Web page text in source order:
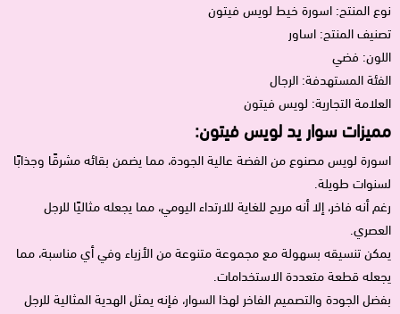
نوع المنتج: اسورة خيط لويس فيتون
تصنيف المنتج: اساور
اللون: فضي
الفئة المستهدفة: الرجال
العلامة التجارية: لويس فيتون
مميزات سوار يد لويس فيتون:
اسورة لويس مصنوع من الفضة عالية الجودة، مما يضمن بقائه مشرقًا وجذابًا
لسنوات طويلة.
رغم أنه فاخر، إلا أنه مريح للغاية للارتداء اليومي، مما يجعله مثاليًا للرجل
العصري.
يمكن تنسيقه بسهولة مع مجموعة متنوعة من الأزياء وفي أي مناسبة، مما
يجعله قطعة متعددة الاستخدامات.
بفضل الجودة والتصميم الفاخر لهذا السوار، فإنه يمثل الهدية المثالية للرجل